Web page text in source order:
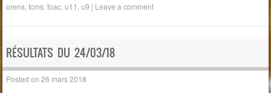
orens ,tcms ,toac ,u11 ,u9 | Leave a comment
RÉSULTATS DU 24/03/18
Posted on26 mars 2018